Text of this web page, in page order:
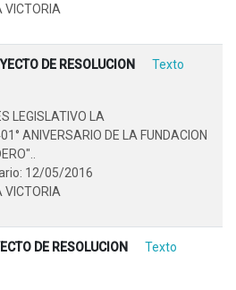
VICTORIA
DE RESOLUCION
Texto
LEGISLATIVO LA
ANIVERSARIO DE LA FUNDACION
12/05/2016
VICTORIA
DE RESOLUCION
Texto